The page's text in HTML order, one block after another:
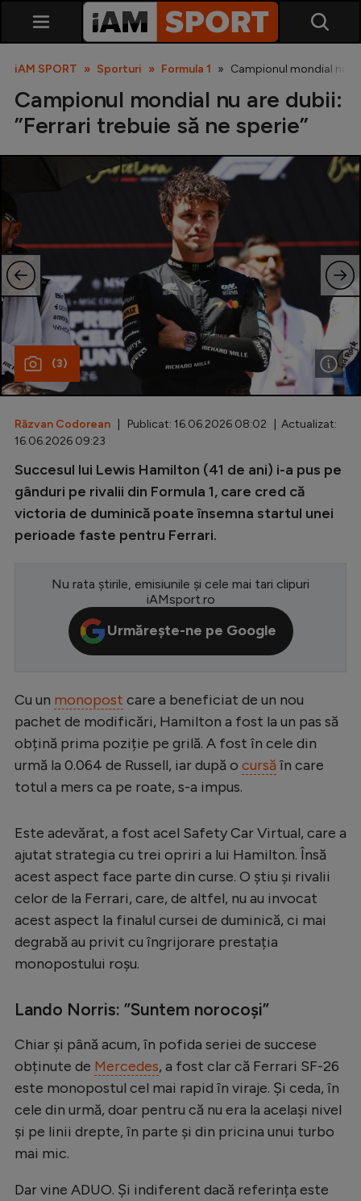
SuperLiga
Liga 2
Cupa României
Echipa Națională
U21
Fotbal feminin
Diverse
Inedit
Clasamente
Europa League
Conference League
CM 2026
LaLiga
Serie A
Bundesliga
Campionate
Starurile fotbalului
EURO 2024
Stranieri
Clasamente
Tenis
Handbal
Natație
Formula 1
Auto
iAM SPORT Sporturi Formula 1 Campionul mondial nu
Campionul mondial nu are dubii:
”Ferrari trebuie să ne sperie”
(3)
Răzvan Codorean | Publicat: 16.06.2026 08:02 | Actualizat:
16.06.2026 09:23
Succesul lui Lewis Hamilton (41 de ani) i-a pus pe
gânduri pe rivalii din Formula 1, care cred că
victoria de duminică poate însemna startul unei
perioade faste pentru Ferrari.
Nu rata știrile, emisiunile și cele mai tari clipuri
iAMsport.ro
Urmărește-ne pe Google
Cu un monopost care a beneficiat de un nou
pachet de modificări, Hamilton a fost la un pas să
obțină prima poziție pe grilă. A fost în cele din
urmă la 0.064 de Russell, iar după o cursă în care
totul a mers ca pe roate, s-a impus.
Este adevărat, a fost acel Safety Car Virtual, care a
ajutat strategia cu trei opriri a lui Hamilton. Însă
acest aspect face parte din curse. O știu și rivalii
celor de la Ferrari, care, de altfel, nu au invocat
acest aspect la finalul cursei de duminică, ci mai
degrabă au privit cu îngrijorare prestația
monopostului roșu.
Lando Norris: ”Suntem norocoși”
Chiar și până acum, în pofida seriei de succese
obținute de Mercedes, a fost clar că Ferrari SF-26
este monopostul cel mai rapid în viraje. Și ceda, în
cele din urmă, doar pentru că nu era la același nivel
și pe linii drepte, în parte și din pricina unui turbo
mai mic.
Dar vine ADUO. Și indiferent dacă referința este